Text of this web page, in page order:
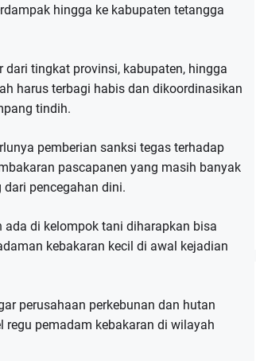
hingga ke kabupaten tetangga
dari tingkat provinsi, kabupaten, hingga
harus terbagi habis dan dikoordinasikan
tindih.
pemberian sanksi tegas terhadap
pascapanen yang masih banyak
pencegahan dini.
di kelompok tani diharapkan bisa
kebakaran kecil di awal kejadian
perusahaan perkebunan dan hutan
regu pemadam kebakaran di wilayah